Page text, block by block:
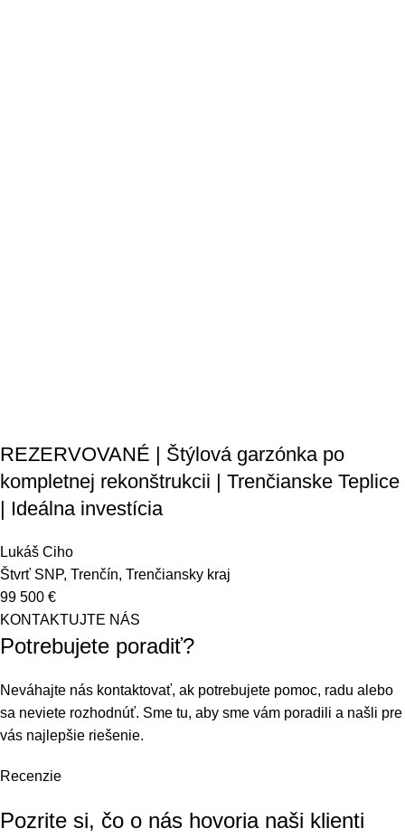
REZERVOVANÉ | Štýlová garzónka po
kompletnej rekonštrukcii | Trenčianske Teplice
| Ideálna investícia
Lukáš Ciho
Štvrť SNP, Trenčín, Trenčiansky kraj
99 500 €
KONTAKTUJTE NÁS
Potrebujete poradiť?
Neváhajte nás kontaktovať, ak potrebujete pomoc, radu alebo
sa neviete rozhodnúť. Sme tu, aby sme vám poradili a našli pre
vás najlepšie riešenie.
Recenzie
Pozrite si, čo o nás hovoria naši klienti